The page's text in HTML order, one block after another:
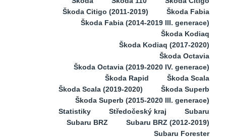
Škoda Citigo (2011-2019)
Škoda Fabia
Škoda Fabia (2014-2019 III. generace)
Škoda Kodiaq
Škoda Kodiaq (2017-2020)
Škoda Octavia
Škoda Octavia (2019-2020 IV. generace)
Škoda Rapid
Škoda Scala
Škoda Scala (2019-2020)
Škoda Superb
Škoda Superb (2015-2020 III. generace)
Statistiky
Středočeský kraj
Subaru
Subaru BRZ
Subaru BRZ (2012-2019)
Subaru Forester